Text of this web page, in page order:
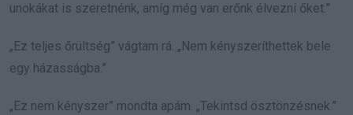
unokákat is szeretnénk, amíg még van erőnk élvezni őket.”
„Ez teljes őrültség” vágtam rá. „Nem kényszeríthettek bele
egy házasságba.”
„Ez nem kényszer” mondta apám. „Tekintsd ösztönzésnek.”